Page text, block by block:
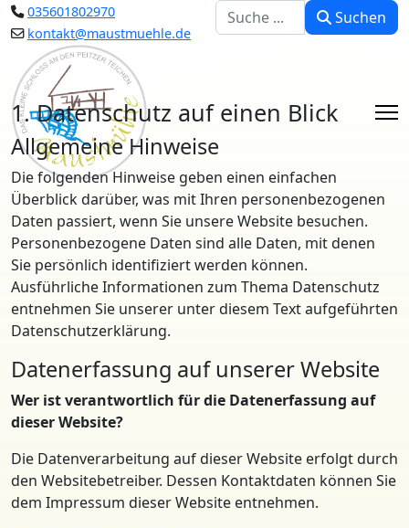
035601802970
kontakt@maustmuehle.de
Suchen Suchen
1. Datenschutz auf einen Blick
Allgemeine Hinweise
Die folgenden Hinweise geben einen einfachen
Überblick darüber, was mit Ihren personenbezogenen
Daten passiert, wenn Sie unsere Website besuchen.
Personenbezogene Daten sind alle Daten, mit denen
Sie persönlich identifiziert werden können.
Ausführliche Informationen zum Thema Datenschutz
entnehmen Sie unserer unter diesem Text aufgeführten
Datenschutzerklärung.
Datenerfassung auf unserer Website
Wer ist verantwortlich für die Datenerfassung auf
dieser Website?
Die Datenverarbeitung auf dieser Website erfolgt durch
den Websitebetreiber. Dessen Kontaktdaten können Sie
dem Impressum dieser Website entnehmen.